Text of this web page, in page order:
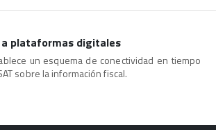
plataformas digitales
un esquema de conectividad en tiempo
sobre la información fiscal.